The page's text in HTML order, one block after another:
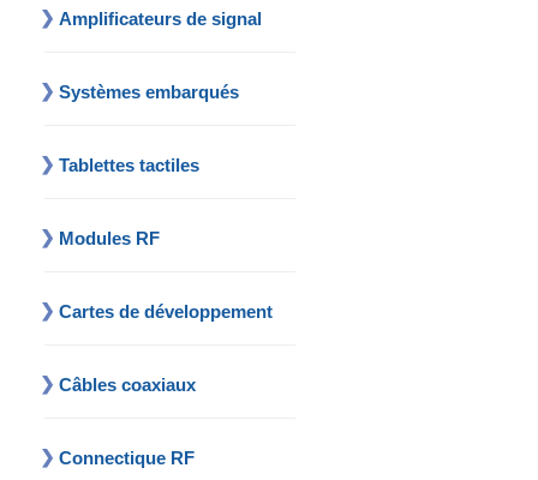
Amplificateurs de signal
Systèmes embarqués
Tablettes tactiles
Modules RF
Cartes de développement
Câbles coaxiaux
Connectique RF